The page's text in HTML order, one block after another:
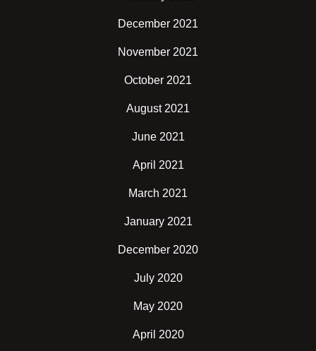
December 2021
November 2021
October 2021
August 2021
June 2021
April 2021
March 2021
January 2021
December 2020
July 2020
May 2020
April 2020